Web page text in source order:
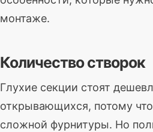
монтаже.
Количество створок
Глухие секции стоят
открывающихся, потому
сложной фурнитуры. Но